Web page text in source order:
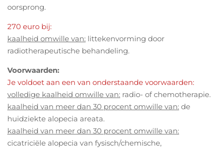
oorsprong.
270 euro bij:
kaalheid omwille van: littekenvorming door
radiotherapeutische behandeling.
Voorwaarden:
Je voldoet aan een van onderstaande voorwaarden:
volledige kaalheid omwille van: radio- of chemotherapie.
kaalheid van meer dan 30 procent omwille van: de
huidziekte alopecia areata.
kaalheid van meer dan 30 procent omwille van:
cicatriciële alopecia van fysisch/chemische,